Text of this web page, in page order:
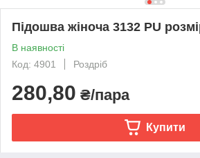
Підошва жіноча 3132 PU
В наявності
Код: 4901
Роздріб
280,80 ₴/пара
Купити